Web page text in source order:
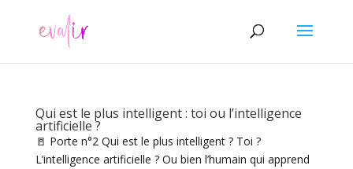
Qui est le plus intelligent : toi ou l’intelligence
artificielle ?
🚪 Porte n°2 Qui est le plus intelligent ? Toi ?
L’intelligence artificielle ? Ou bien l’humain qui apprend